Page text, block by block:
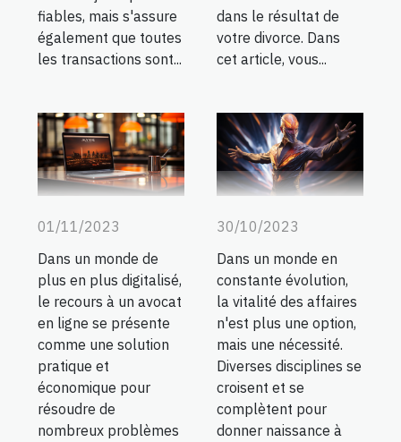
fiables, mais s'assure
également que toutes
les transactions sont...
dans le résultat de
votre divorce. Dans
cet article, vous...
01/11/2023
Dans un monde de
plus en plus digitalisé,
le recours à un avocat
en ligne se présente
comme une solution
pratique et
économique pour
résoudre de
nombreux problèmes
30/10/2023
Dans un monde en
constante évolution,
la vitalité des affaires
n'est plus une option,
mais une nécessité.
Diverses disciplines se
croisent et se
complètent pour
donner naissance à